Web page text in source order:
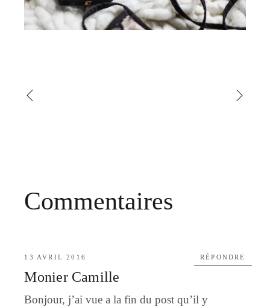
Commentaires
13 AVRIL 2016
Monier Camille
Bonjour, j’ai vue a la fin du post qu’il y
RÉPONDRE